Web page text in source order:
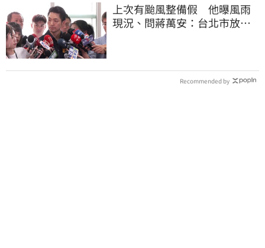
上次有颱風整備假 他曝風雨
現況、問蔣萬安：台北市放假
Recommended by